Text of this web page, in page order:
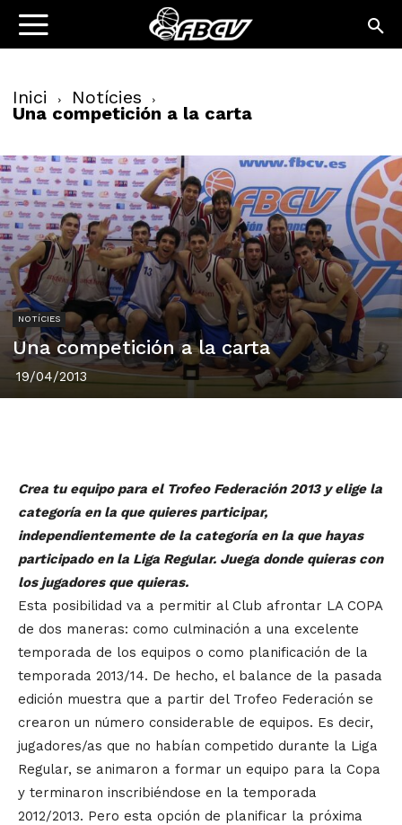
Inici Notícies
Una competición a la carta
NOTÍCIES
Una competición a la carta
19/04/2013
Crea tu equipo para el Trofeo Federación 2013 y elige la
categoría en la que quieres participar,
independientemente de la categoría en la que hayas
participado en la Liga Regular. Juega donde quieras con
los jugadores que quieras.
Esta posibilidad va a permitir al Club afrontar LA COPA
de dos maneras: como culminación a una excelente
temporada de los equipos o como planificación de la
temporada 2013/14. De hecho, el balance de la pasada
edición muestra que a partir del Trofeo Federación se
crearon un número considerable de equipos. Es decir,
jugadores/as que no habían competido durante la Liga
Regular, se animaron a formar un equipo para la Copa
y terminaron inscribiéndose en la temporada
2012/2013. Pero esta opción de planificar la próxima